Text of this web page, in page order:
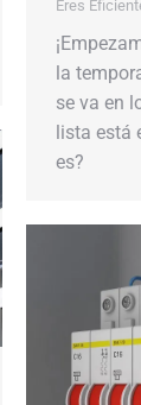
Eres
la
se va en
lista está
es?